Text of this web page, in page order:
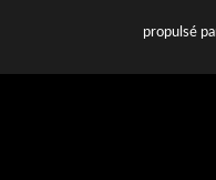
Une Heure-Lumière
Nouvelles
propulsé